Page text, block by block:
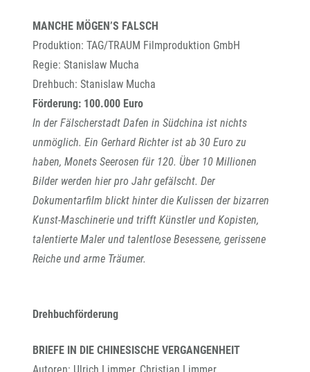
MANCHE MÖGEN’S FALSCH
Produktion: TAG/TRAUM Filmproduktion GmbH
Regie: Stanislaw Mucha
Drehbuch: Stanislaw Mucha
Förderung: 100.000 Euro
In der Fälscherstadt Dafen in Südchina ist nichts
unmöglich. Ein Gerhard Richter ist ab 30 Euro zu
haben, Monets Seerosen für 120. Über 10 Millionen
Bilder werden hier pro Jahr gefälscht. Der
Dokumentarfilm blickt hinter die Kulissen der bizarren
Kunst-Maschinerie und trifft Künstler und Kopisten,
talentierte Maler und talentlose Besessene, gerissene
Reiche und arme Träumer.
Drehbuchförderung
BRIEFE IN DIE CHINESISCHE VERGANGENHEIT